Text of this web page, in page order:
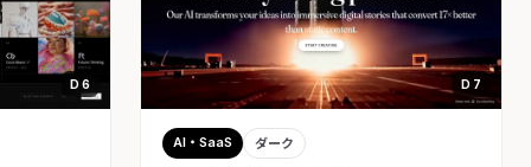
D 6 D 7
AI・SaaS ダーク